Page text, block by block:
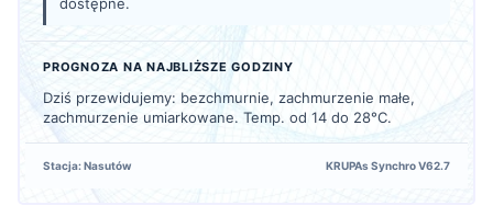
PROGNOZA NA NAJBLIŻSZE GODZINY
Dziś przewidujemy: bezchmurnie, zachmurzenie małe,
zachmurzenie umiarkowane. Temp. od 14 do 28°C.
Stacja: Nasutów KRUPAs Synchro V62.7